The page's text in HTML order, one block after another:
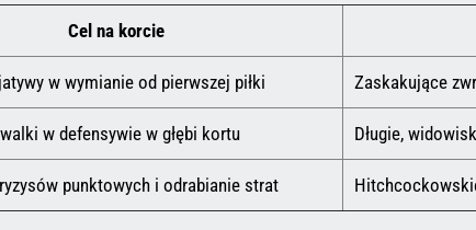
Cel na korcie
w wymianie od pierwszej piłki Zaskakujące
w defensywie w głębi kortu Długie,
punktowych i odrabianie strat